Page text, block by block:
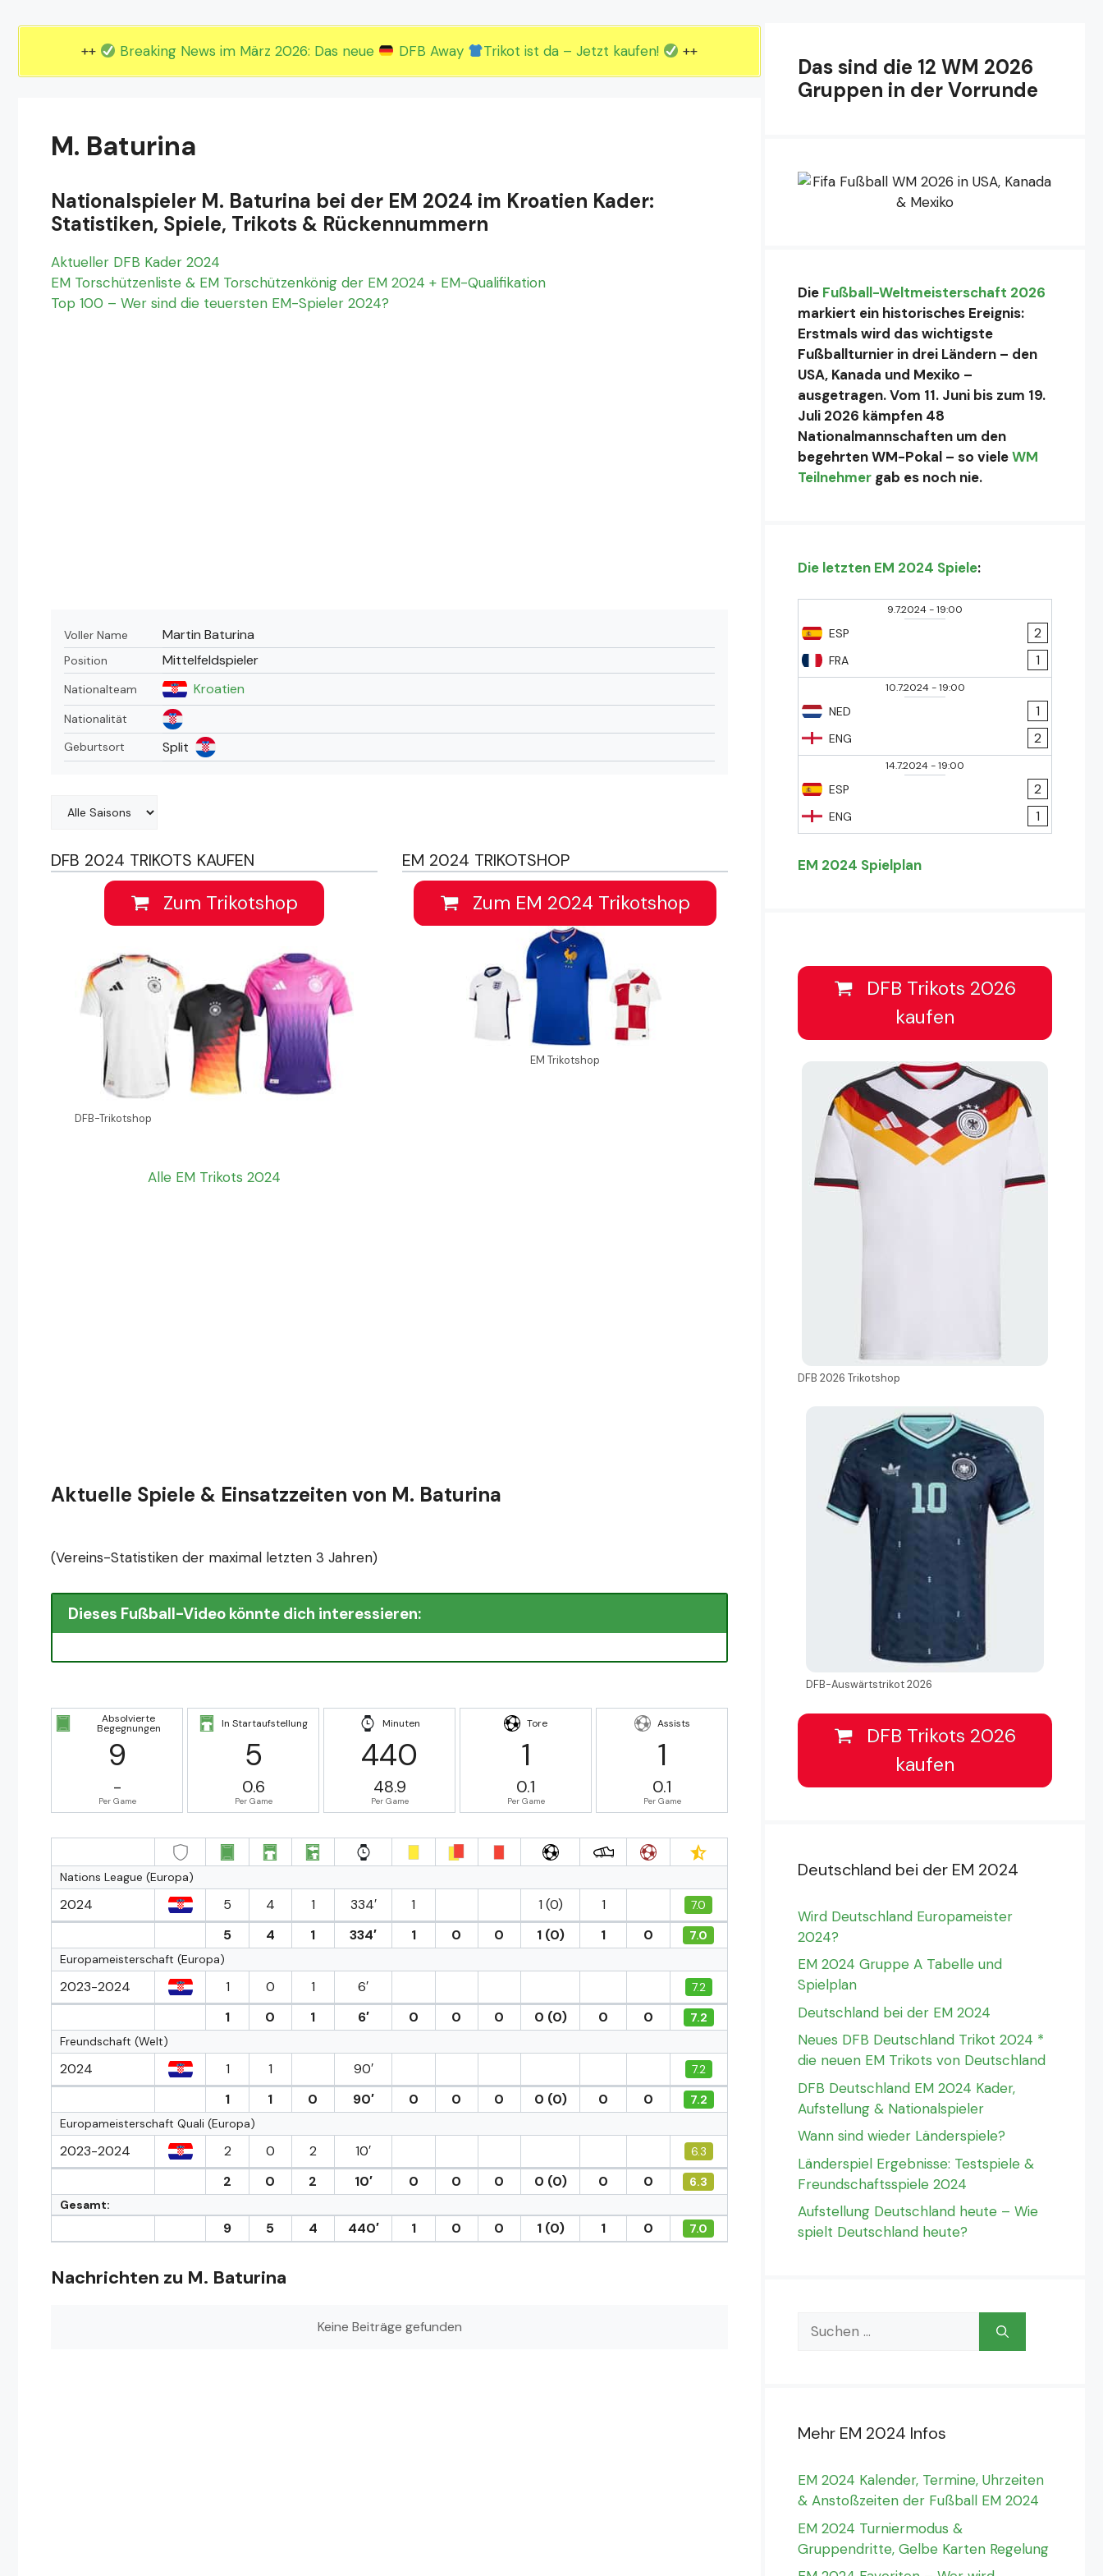
++ Breaking News im März 2026: Das neue DFB Away Trikot ist da – Jetzt kaufen! ++
M. Baturina
Nationalspieler M. Baturina bei der EM 2024 im Kroatien Kader:
Statistiken, Spiele, Trikots & Rückennummern
Aktueller DFB Kader 2024
EM Torschützenliste & EM Torschützenkönig der EM 2024 + EM-Qualifikation
Top 100 – Wer sind die teuersten EM-Spieler 2024?
Voller Name Martin Baturina
Position Mittelfeldspieler
Nationalteam Kroatien
Nationalität
Geburtsort
Split
DFB 2024 TRIKOTS KAUFEN
Zum Trikotshop
DFB-Trikotshop
Alle EM Trikots 2024
EM 2024 TRIKOTSHOP
Zum EM 2024 Trikotshop
EM Trikotshop
Aktuelle Spiele & Einsatzzeiten von M. Baturina
(Vereins-Statistiken der maximal letzten 3 Jahren)
Dieses Fußball-Video könnte dich interessieren:
Absolvierte
Begegnungen
9
-
Per Game
In Startaufstellung
5
0.6
Per Game
Minuten
440
48.9
Per Game
Tore
1
0.1
Per Game
Assists
1
0.1
Per Game
Nations League (Europa)
2024 5 4 1 334′ 1 1 (0) 1 7.0
5 4 1 334′ 1 0 0 1 (0) 1 0
7.0
Europameisterschaft (Europa)
2023-2024 1 0 1 6′ 7.2
1 0 1 6′ 0 0 0 0 (0) 0 0
7.2
Freundschaft (Welt)
2024 1 1 90′ 7.2
1 1 0 90′ 0 0 0 0 (0) 0 0
7.2
Europameisterschaft Quali (Europa)
2023-2024 2 0 2 10′ 6.3
2 0 2 10′ 0 0 0 0 (0) 0 0
6.3
Gesamt:
9 5 4 440′ 1 0 0 1 (0) 1 0 7.0
Nachrichten zu M. Baturina
Keine Beiträge gefunden
Das sind die 12 WM 2026
Gruppen in der Vorrunde
Die Fußball-Weltmeisterschaft 2026
markiert ein historisches Ereignis:
Erstmals wird das wichtigste
Fußballturnier in drei Ländern – den
USA, Kanada und Mexiko –
ausgetragen. Vom 11. Juni bis zum 19.
Juli 2026 kämpfen 48
Nationalmannschaften um den
begehrten WM-Pokal – so vieleWM
Teilnehmer gab es noch nie.
Die letzten EM 2024 Spiele:
9.7.2024-19:00
ESP
FRA
2
1
10.7.2024-19:00
NED
ENG
1
2
14.7.2024-19:00
ESP
ENG
2
1
EM 2024 Spielplan
DFB Trikots 2026
kaufen
DFB 2026 Trikotshop
DFB-Auswärtstrikot 2026
DFB Trikots 2026
kaufen
Deutschland bei der EM 2024
Wird Deutschland Europameister
2024?
EM 2024 Gruppe A Tabelle und
Spielplan
Deutschland bei der EM 2024
Neues DFB Deutschland Trikot 2024 *
die neuen EM Trikots von Deutschland
DFB Deutschland EM 2024 Kader,
Aufstellung & Nationalspieler
Wann sind wieder Länderspiele?
Länderspiel Ergebnisse: Testspiele &
Freundschaftsspiele 2024
Aufstellung Deutschland heute – Wie
spielt Deutschland heute?
Suchen
nach:
Mehr EM 2024 Infos
EM 2024 Kalender, Termine, Uhrzeiten
& Anstoßzeiten der Fußball EM 2024
EM 2024 Turniermodus &
Gruppendritte, Gelbe Karten Regelung